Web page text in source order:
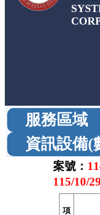
服務區域
資訊設備(
案號：
115/10/29
項